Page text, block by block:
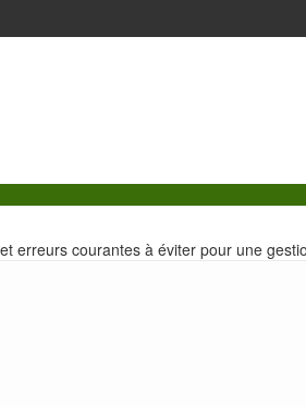
erreurs courantes à éviter pour une